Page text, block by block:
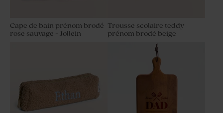
Cape de bain prénom brodé
rose sauvage - Jollein
Trousse scolaire teddy
prénom brodé beige